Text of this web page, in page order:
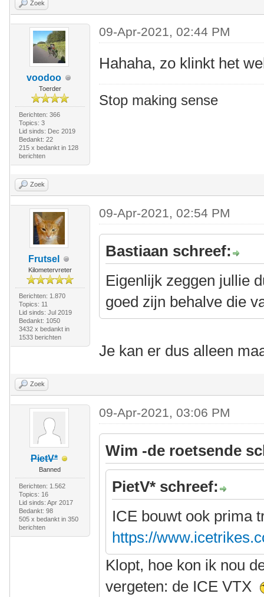
Zoek
voodoo
Toerder
Berichten: 366
Topics: 3
Lid sinds: Dec 2019
Bedankt: 22
215 x bedankt in 128
berichten
09-Apr-2021, 02:44 PM
Hahaha, zo klinkt het
Stop making sense
Zoek
Frutsel
Kilometervreter
Berichten: 1.870
Topics: 11
Lid sinds: Jul 2019
Bedankt: 1050
3432 x bedankt in
1533 berichten
09-Apr-2021, 02:54 PM
Bastiaan schreef:
Eigenlijk zeggen jullie
goed zijn behalve die
Je kan er dus alleen
Zoek
PietV*
Banned
Berichten: 1.562
Topics: 16
Lid sinds: Apr 2017
Bedankt: 98
505 x bedankt in 350
berichten
09-Apr-2021, 03:06 PM
Wim -de roetsende
PietV* schreef:
ICE bouwt ook prima
https://
Klopt, hoe kon ik nou
vergeten: de ICE VTX